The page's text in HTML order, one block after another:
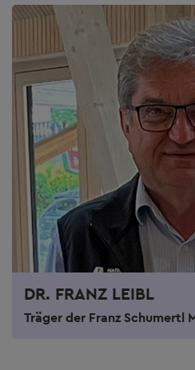
DR. FRANZ LEIBL
Träger der Franz Schumertl